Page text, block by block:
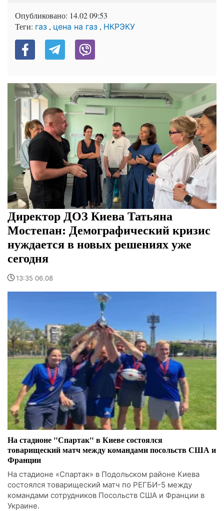
Опубликовано: 14.02 09:53
Теги: газ , цена на газ , НКРЭКУ
Директор ДОЗ Киева Татьяна
Мостепан: Демографический кризис
нуждается в новых решениях уже
сегодня
13:35 06.08
На стадионе "Спартак" в Киеве состоялся
товарищеский матч между командами посольств США и
Франции
На стадионе «Спартак» в Подольском районе Киева
состоялся товарищеский матч по РЕГБИ-5 между
командами сотрудников Посольств США и Франции в
Украине.